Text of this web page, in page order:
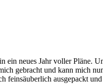
neues Jahr voller Pläne.
gebracht und kann mich
ausgepackt und